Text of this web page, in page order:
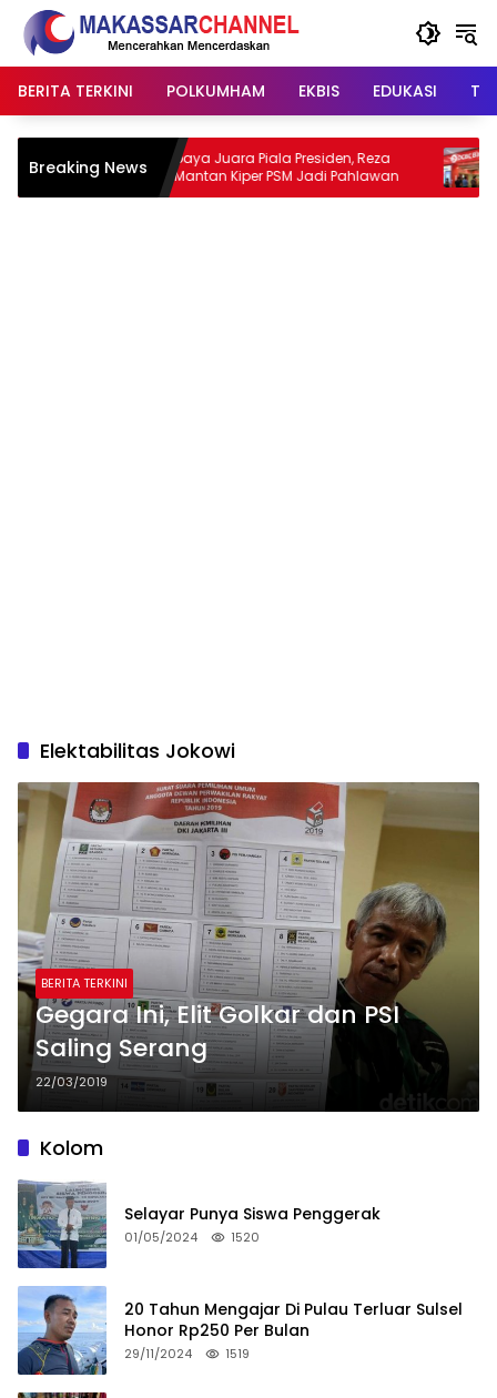
Langsung
konten
BERITA TERKINI
POLKUMHAM EKBIS EDUKASI
Breaking NewsPersebaya Juara Piala Presiden, Reza
Arya Mantan Kiper PSM Jadi Pahlawan
Bank
Elektabilitas Jokowi
BERITA TERKINI
Gegara Ini, Elit Golkar dan PSI
Saling Serang
22/03/2019
Kolom
Selayar Punya Siswa Penggerak
01/05/2024 1520
20 Tahun Mengajar Di Pulau Terluar Sulsel
Honor Rp250 Per Bulan
29/11/2024 1519